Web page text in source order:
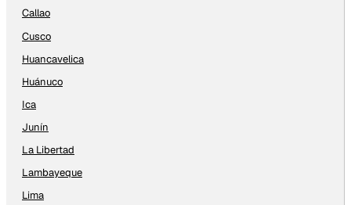
Callao
Cusco
Huancavelica
Huánuco
Ica
Junín
La Libertad
Lambayeque
Lima